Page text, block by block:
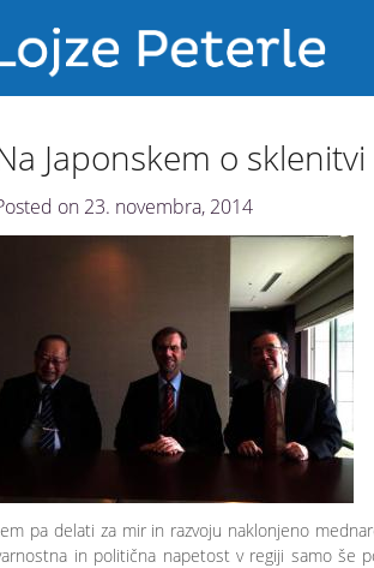
Japonskem o
on 23. novembra, 2014
pa delati za mir in razvoju naklonjeno
in politična napetost v regiji samo še